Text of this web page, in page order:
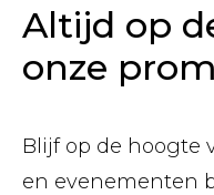
Altijd op
onze
Blijf op de hoogte
en evenementen